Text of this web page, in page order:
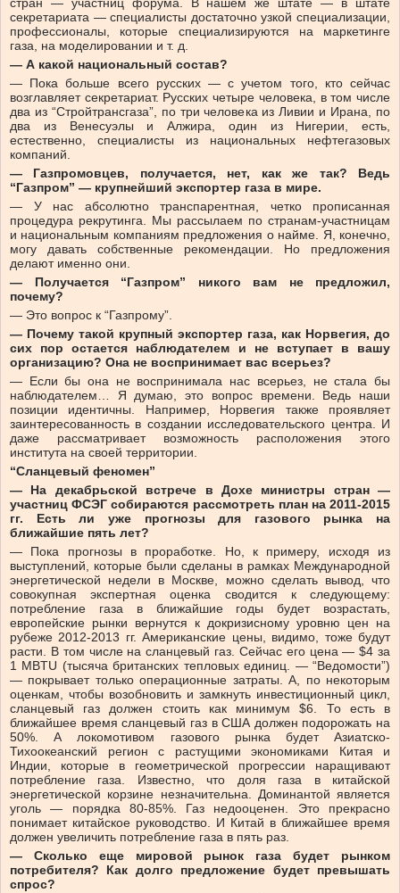
стран — участниц форума. В нашем же штате — в штате
секретариата — специалисты достаточно узкой специализации,
профессионалы, которые специализируются на маркетинге
газа, на моделировании и т. д.
— А какой национальный состав?
— Пока больше всего русских — с учетом того, кто сейчас
возглавляет секретариат. Русских четыре человека, в том числе
два из “Стройтрансгаза”, по три человека из Ливии и Ирана, по
два из Венесуэлы и Алжира, один из Нигерии, есть,
естественно, специалисты из национальных нефтегазовых
компаний.
— Газпромовцев, получается, нет, как же так? Ведь
“Газпром” — крупнейший экспортер газа в мире.
— У нас абсолютно транспарентная, четко прописанная
процедура рекрутинга. Мы рассылаем по странам-участницам
и национальным компаниям предложения о найме. Я, конечно,
могу давать собственные рекомендации. Но предложения
делают именно они.
— Получается “Газпром” никого вам не предложил,
почему?
— Это вопрос к “Газпрому”.
— Почему такой крупный экспортер газа, как Норвегия, до
сих пор остается наблюдателем и не вступает в вашу
организацию? Она не воспринимает вас всерьез?
— Если бы она не воспринимала нас всерьез, не стала бы
наблюдателем… Я думаю, это вопрос времени. Ведь наши
позиции идентичны. Например, Норвегия также проявляет
заинтересованность в создании исследовательского центра. И
даже рассматривает возможность расположения этого
института на своей территории.
“Сланцевый феномен”
— На декабрьской встрече в Дохе министры стран —
участниц ФСЭГ собираются рассмотреть план на 2011-2015
гг. Есть ли уже прогнозы для газового рынка на
ближайшие пять лет?
— Пока прогнозы в проработке. Но, к примеру, исходя из
выступлений, которые были сделаны в рамках Международной
энергетической недели в Москве, можно сделать вывод, что
совокупная экспертная оценка сводится к следующему:
потребление газа в ближайшие годы будет возрастать,
европейские рынки вернутся к докризисному уровню цен на
рубеже 2012-2013 гг. Американские цены, видимо, тоже будут
расти. В том числе на сланцевый газ. Сейчас его цена — $4 за
1 MBTU (тысяча британских тепловых единиц. — “Ведомости”)
— покрывает только операционные затраты. А, по некоторым
оценкам, чтобы возобновить и замкнуть инвестиционный цикл,
сланцевый газ должен стоить как минимум $6. То есть в
ближайшее время сланцевый газ в США должен подорожать на
50%. А локомотивом газового рынка будет Азиатско-
Тихоокеанский регион с растущими экономиками Китая и
Индии, которые в геометрической прогрессии наращивают
потребление газа. Известно, что доля газа в китайской
энергетической корзине незначительна. Доминантой является
уголь — порядка 80-85%. Газ недооценен. Это прекрасно
понимает китайское руководство. И Китай в ближайшее время
должен увеличить потребление газа в пять раз.
— Сколько еще мировой рынок газа будет рынком
потребителя? Как долго предложение будет превышать
спрос?